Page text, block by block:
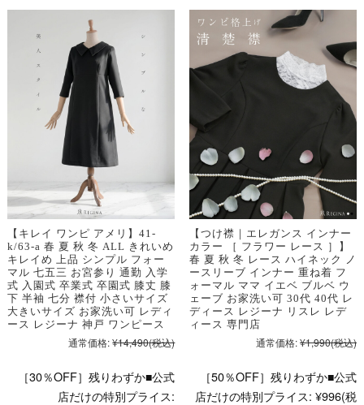
【キレイ ワンピ アメリ】41-
k/63-a 春 夏 秋 冬 ALL きれいめ
キレイめ 上品 シンプル フォー
マル 七五三 お宮参り 通勤 入学
式 入園式 卒業式 卒園式 膝丈 膝
下 半袖 七分 襟付 小さいサイズ
大きいサイズ お家洗い可 レディ
ース レジーナ 神戸 ワンピース
通常価格:¥14,490(税込)
［30％OFF］残りわずか■公式
店だけの特別プライス:
【つけ襟｜エレガンス インナー
カラー ［ フラワー レース ］】
春 夏 秋 冬 レース ハイネック ノ
ースリーブ インナー 重ね着 フ
ォーマル ママ イエベ ブルベ ウ
ェーブ お家洗い可 30代 40代 レ
ディース レジーナ リスレ レデ
ィース 専門店
通常価格:¥1,990(税込)
［50％OFF］残りわずか■公式
店だけの特別プライス: ¥996(税